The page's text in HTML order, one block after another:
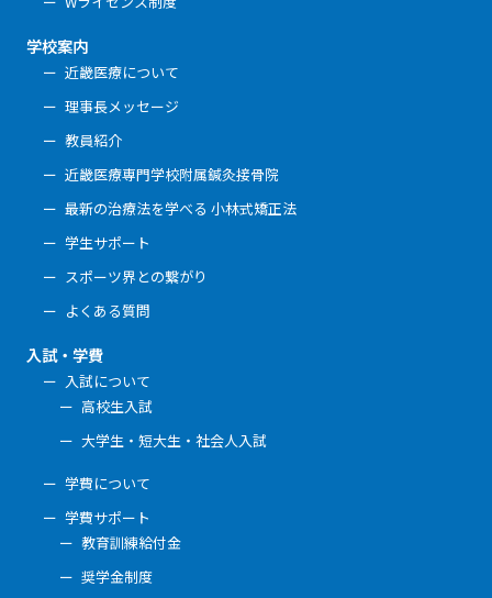
学校案内
近畿医療について
理事長メッセージ
教員紹介
近畿医療専門学校附属鍼灸接骨院
最新の治療法を学べる 小林式矯正法
学生サポート
スポーツ界との繋がり
よくある質問
入試・学費
入試について
高校生入試
大学生・短大生・社会人入試
学費について
学費サポート
教育訓練給付金
奨学金制度